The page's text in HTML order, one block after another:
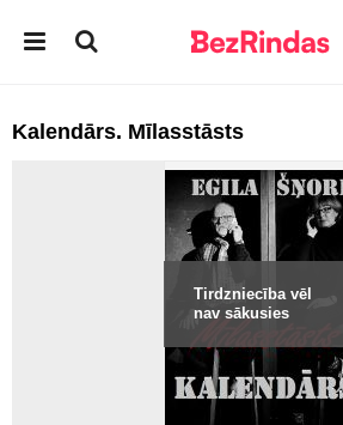
Kalendārs. Mīlasstāsts
Tirdzniecība vēl
nav sākusies